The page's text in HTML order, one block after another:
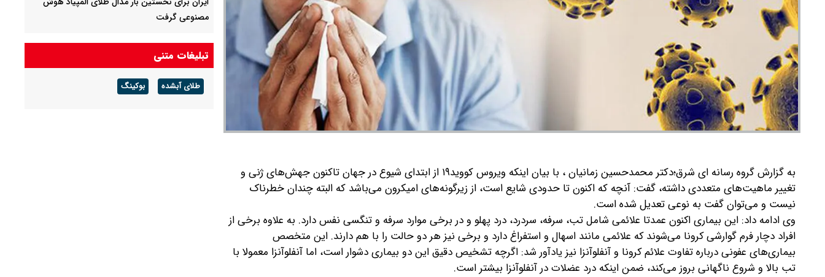
به گزارش گروه رسانه ای شرق؛
دکتر محمدحسین زمانیان ، با بیان اینکه ویروس کووید۱۹ از ابتدای شیوع در جهان تاکنون جهش‌های ژنی و
تغییر ماهیت‌های متعددی داشته، گفت: آنچه که اکنون تا حدودی شایع است، از زیرگونه‌های امیکرون می‌باشد که البته چندان خطرناک
نیست و می‌توان گفت به نوعی تعدیل شده است.
وی ادامه داد: این بیماری اکنون عمدتا علائمی شامل تب، سرفه، سردرد، درد پهلو و در برخی موارد سرفه و تنگسی نفس دارد. به علاوه برخی از
افراد دچار فرم گوارشی کرونا می‌شوند که علائمی مانند اسهال و استفراغ دارد و برخی نیز هر دو حالت را با هم دارند. این متخصص
بیماری‌های عفونی درباره تفاوت علائم کرونا و آنفلوآنزا نیز یادآور شد: اگرچه تشخیص دقیق این دو بیماری دشوار است، اما آنفلوآنزا معمولا با
تب بالا و شروع ناگهانی بروز می‌کند، ضمن اینکه درد عضلات در آنفلوآنزا بیشتر است.
مصنوعی گرفت
محدودیت تردد در آزادراه تهران کرج قزوین تا ۲۰
شهریور
تبلیغات متنی
طلای آبشده بوکینگ